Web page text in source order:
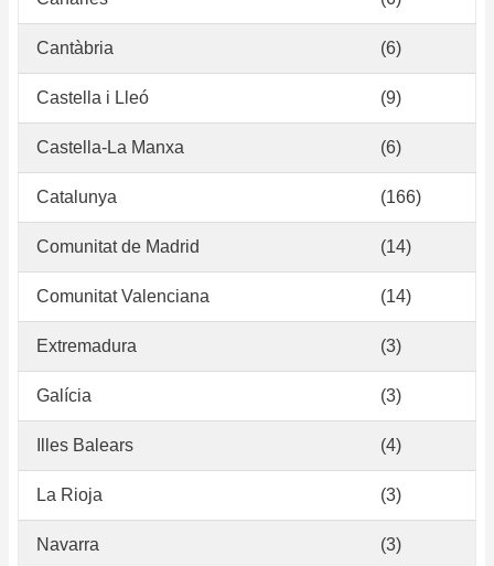
Cantàbria (6)
Castella i Lleó (9)
Castella-La Manxa (6)
Catalunya (166)
Comunitat de Madrid (14)
Comunitat Valenciana (14)
Extremadura (3)
Galícia (3)
Illes Balears (4)
La Rioja (3)
Navarra (3)